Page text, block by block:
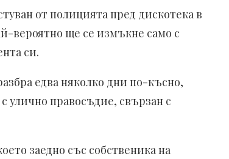
от полицията пред дискотека в
вероятно ще се измъкне само с
си.
едва няколко дни по-късно,
правосъдие, свързан с
заедно със собственика на